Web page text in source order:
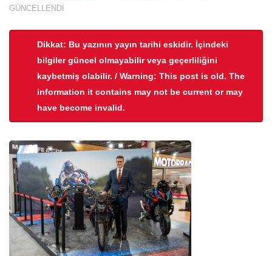
GÜNCELLENDI
Dikkat: Bu yazının yayın tarihi eskidir. İçindeki
bilgiler güncel olmayabilir veya geçerliliğini
kaybetmiş olabilir. / Warning: This post is old. The
information it contains may not be current or may
have become invalid.